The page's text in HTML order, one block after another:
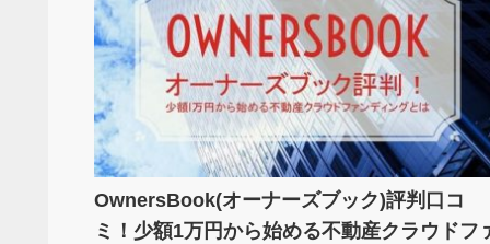
OwnersBook(オーナーズブック)評判口コ
ミ！少額1万円から始める不動産クラウドフ